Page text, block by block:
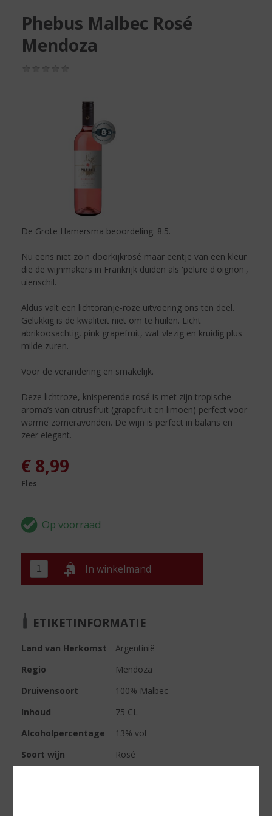
Phebus Malbec Rosé
Mendoza
De Grote Hamersma beoordeling: 8.5.
Nu eens niet zo'n doorkijkrosé maar eentje van een kleur
die de wijnmakers in Frankrijk duiden als 'pelure d'oignon',
uienschil.
Aldus valt een lichtoranje-roze uitvoering ons ten deel.
Gelukkig is de kwaliteit niet om te huilen. Licht
abrikoosachtig, pink grapefruit, wat vlezig en kruidig plus
milde zuren.
Voor de verandering en smakelijk.
Deze lichtroze, knisperende rosé is met zijn tropische
aroma’s van citrusfruit (grapefruit en limoen) perfect voor
warme zomeravonden. De wijn is perfect in balans en
zeer elegant.
€ 8,99
Fles
In winkelmand
ETIKETINFORMATIE
Land van Herkomst
Argentinië
Regio
Mendoza
Druivensoort
100% Malbec
Inhoud
75 CL
Alcoholpercentage
13% vol
Soort wijn
Rosé